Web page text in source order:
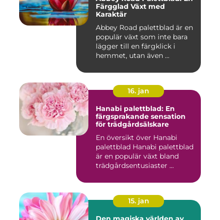
Färgglad Växt med
Karaktär
Abbey Road palettblad är en
populär växt som inte bara
lägger till en färgklick i
hemmet, utan även ...
16. jan
Hanabi palettblad: En
färgsprakande sensation
för trädgårdsälskare
En översikt över Hanabi
palettblad Hanabi palettblad
är en populär växt bland
trädgårdsentusiaster ...
15. jan